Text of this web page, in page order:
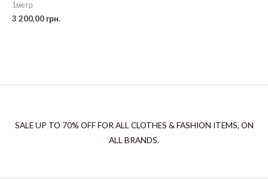
1метр
3 200,00 грн.
SALE UP TO 70% OFF FOR ALL CLOTHES & FASHION ITEMS, ON
ALL BRANDS.